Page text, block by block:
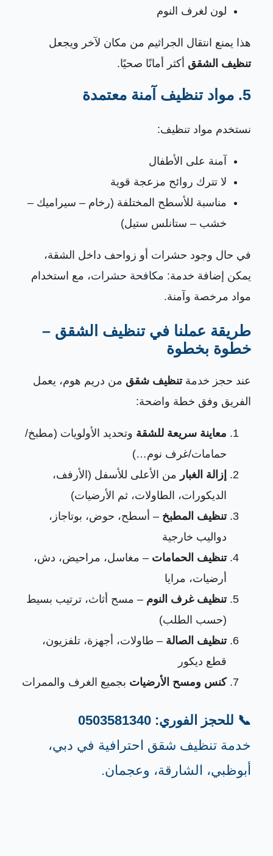
لون لغرف النوم
هذا يمنع انتقال الجراثيم من مكان لآخر ويجعل
تنظيف الشقق أكثر أمانًا صحيًا.
5. مواد تنظيف آمنة معتمدة
نستخدم مواد تنظيف:
آمنة على الأطفال
لا تترك روائح مزعجة قوية
مناسبة للأسطح المختلفة (رخام – سيراميك –
خشب – ستانلس ستيل)
في حال وجود حشرات أو زواحف داخل الشقة،
يمكن إضافة خدمة: مكافحة حشرات، مع استخدام
مواد مرخصة وآمنة.
طريقة عملنا في تنظيف الشقق –
خطوة بخطوة
عند حجز خدمةتنظيف شقق من دريم هوم، يعمل
الفريق وفق خطة واضحة:
معاينة سريعة للشقة وتحديد الأولويات (مطبخ/
حمامات/غرف نوم…)
إزالة الغبار من الأعلى للأسفل (الأرفف،
الديكورات، الطاولات، ثم الأرضيات)
تنظيف المطبخ – أسطح، حوض، بوتاجاز،
دواليب خارجية
تنظيف الحمامات – مغاسل، مراحيض، دش،
أرضيات، مرايا
تنظيف غرف النوم – مسح أثاث، ترتيب بسيط
(حسب الطلب)
تنظيف الصالة – طاولات، أجهزة، تلفزيون،
قطع ديكور
كنس ومسح الأرضيات بجميع الغرف والممرات
📞 للحجز الفوري: 0503581340
خدمة تنظيف شقق احترافية في دبي،
أبوظبي، الشارقة، وعجمان.